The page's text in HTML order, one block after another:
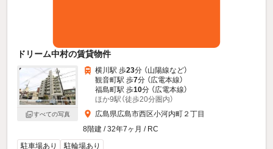
ドリーム中村の賃貸物件
すべての写真
横川駅 歩23分 （山陽線など）
観音町駅 歩7分 （広電本線）
福島町駅 歩10分 （広電本線）
ほか9駅（徒歩20分圏内）
広島県広島市西区小河内町２丁目
8階建 / 32年7ヶ月 / RC
駐車場あり
駐輪場あり